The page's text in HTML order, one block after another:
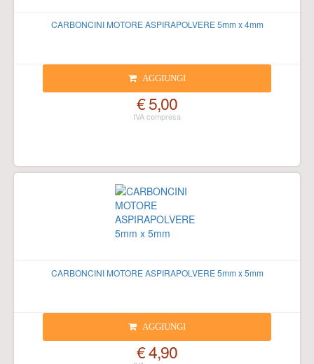
CARBONCINI MOTORE ASPIRAPOLVERE 5mm x 4mm
AGGIUNGI
€ 5,00
CARBONCINI MOTORE ASPIRAPOLVERE 5mm x 5mm
AGGIUNGI
€ 4,90